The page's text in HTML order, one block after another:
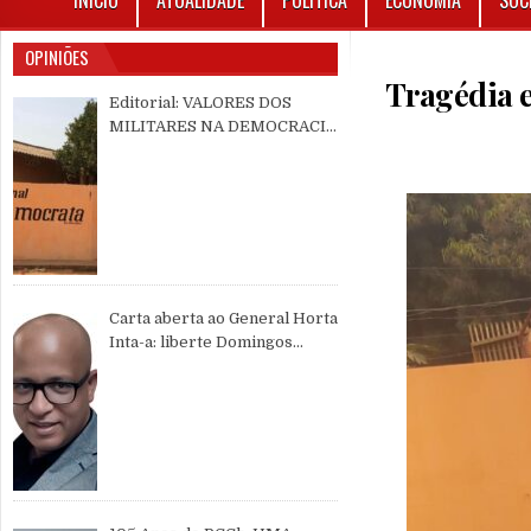
Tragédia
OPINIÕES
Editorial: VALORES DOS
MILITARES NA DEMOCRACIA
Carta aberta ao General Horta
Inta-a: liberte Domingos